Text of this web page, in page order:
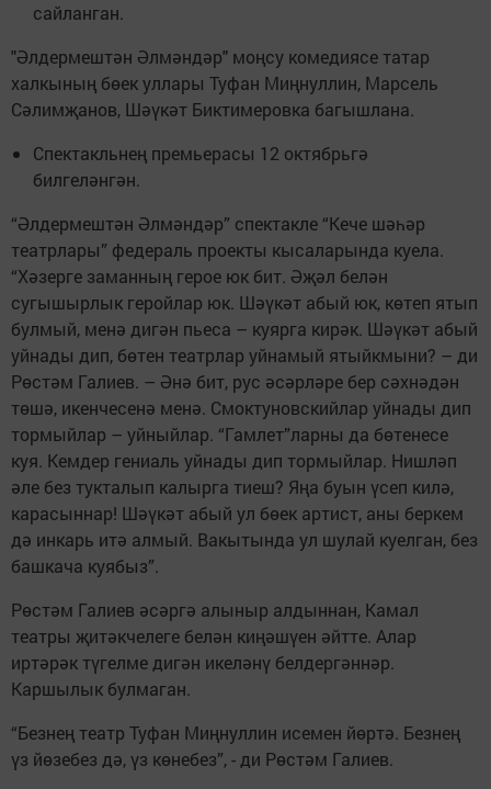
сайланган.
"Әлдермештән Әлмәндәр" моңсу комедиясе татар
халкының бөек уллары Туфан Миңнуллин, Марсель
Сәлимҗанов, Шәүкәт Биктимеровка багышлана.
Спектакльнең премьерасы 12 октябрьгә
билгеләнгән.
“Әлдермештән Әлмәндәр” спектакле “Кече шәһәр
театрлары” федераль проекты кысаларында куела.
“Хәзерге заманның герое юк бит. Әҗәл белән
сугышырлык геройлар юк. Шәүкәт абый юк, көтеп ятып
булмый, менә дигән пьеса – куярга кирәк. Шәүкәт абый
уйнады дип, бөтен театрлар уйнамый ятыйкмыни? – ди
Рөстәм Галиев. – Әнә бит, рус әсәрләре бер сәхнәдән
төшә, икенчесенә менә. Смоктуновскийлар уйнады дип
тормыйлар – уйныйлар. “Гамлет”ларны да бөтенесе
куя. Кемдер гениаль уйнады дип тормыйлар. Нишләп
әле без тукталып калырга тиеш? Яңа буын үсеп килә,
карасыннар! Шәүкәт абый ул бөек артист, аны беркем
дә инкарь итә алмый. Вакытында ул шулай куелган, без
башкача куябыз”.
Рөстәм Галиев әсәргә алыныр алдыннан, Камал
театры җитәкчелеге белән киңәшүен әйтте. Алар
иртәрәк түгелме дигән икеләнү белдергәннәр.
Каршылык булмаган.
“Безнең театр Туфан Миңнуллин исемен йөртә. Безнең
үз йөзебез дә, үз көнебез”, - ди Рөстәм Галиев.